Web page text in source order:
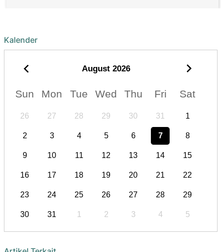
Kalender
August 2026
Sun Mon Tue Wed Thu Fri Sat
26 27 28 29 30 31 1
2 3 4 5 6 7 8
9 10 11 12 13 14 15
16 17 18 19 20 21 22
23 24 25 26 27 28 29
30 31 1 2 3 4 5